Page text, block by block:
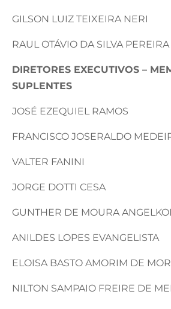
GILSON LUIZ TEIXEIRA NERI
RAUL OTÁVIO DA SILVA PEREIRA
DIRETORES EXECUTIVOS –
SUPLENTES
JOSÉ EZEQUIEL RAMOS
FRANCISCO JOSERALDO
VALTER FANINI
JORGE DOTTI CESA
GUNTHER DE MOURA
ANILDES LOPES EVANGELISTA
ELOISA BASTO AMORIM DE
NILTON SAMPAIO FREIRE DE